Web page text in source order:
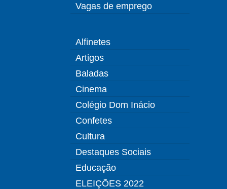
Vagas de emprego
Alfinetes
Artigos
Baladas
Cinema
Colégio Dom Inácio
Confetes
Cultura
Destaques Sociais
Educação
ELEIÇÕES 2022